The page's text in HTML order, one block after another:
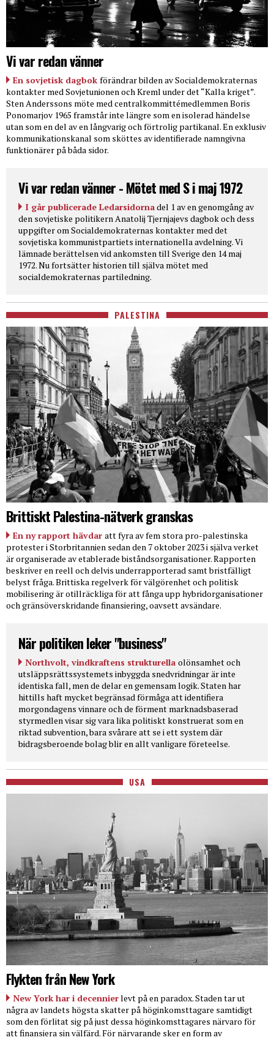
Vi var redan vänner
En sovjetisk dagbok förändrar bilden av Socialdemokraternas
kontakter med Sovjetunionen och Kreml under det “Kalla kriget”.
Sten Anderssons möte med centralkommittémedlemmen Boris
Ponomarjov 1965 framstår inte längre som en isolerad händelse
utan som en del av en långvarig och förtrolig partikanal. En exklusiv
kommunikationskanal som sköttes av identifierade namngivna
funktionärer på båda sidor.
Vi var redan vänner - Mötet med S i maj 1972
I går publicerade Ledarsidornadel 1 av en genomgång av
den sovjetiske politikern Anatolij Tjernjajevs dagbok och dess
uppgifter om Socialdemokraternas kontakter med det
sovjetiska kommunistpartiets internationella avdelning. Vi
lämnade berättelsen vid ankomsten till Sverige den 14 maj
1972. Nu fortsätter historien till själva mötet med
socialdemokraternas partiledning.
PALESTINA
Brittiskt Palestina-nätverk granskas
En ny rapport hävdar att fyra av fem stora pro-palestinska
protester i Storbritannien sedan den 7 oktober 2023 i själva verket
är organiserade av etablerade biståndsorganisationer. Rapporten
beskriver en reell och delvis underrapporterad samt bristfälligt
belyst fråga. Brittiska regelverk för välgörenhet och politisk
mobilisering är otillräckliga för att fånga upp hybridorganisationer
och gränsöverskridande finansiering, oavsett avsändare.
När politiken leker "business"
Northvolt, vindkraftens strukturella olönsamhet och
utsläppsrättssystemets inbyggda snedvridningar är inte
identiska fall, men de delar en gemensam logik. Staten har
hittills haft mycket begränsad förmåga att identifiera
morgondagens vinnare och de förment marknadsbaserad
styrmedlen visar sig vara lika politiskt konstruerat som en
riktad subvention, bara svårare att se i ett system där
bidragsberoende bolag blir en allt vanligare företeelse.
USA
Flykten från New York
New York har i decennierlevt på en paradox. Staden tar ut
några av landets högsta skatter på höginkomsttagare samtidigt
som den förlitat sig på just dessa höginkomsttagares närvaro för
att finansiera sin välfärd. För närvarande sker en form av